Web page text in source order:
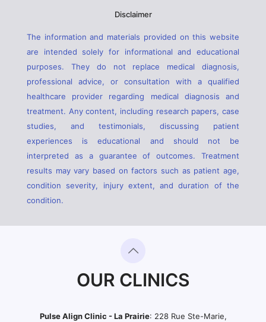
Disclaimer
The information and materials provided on this website
are intended solely for informational and educational
purposes. They do not replace medical diagnosis,
professional advice, or consultation with a qualified
healthcare provider regarding medical diagnosis and
treatment. Any content, including research papers, case
studies, and testimonials, discussing patient
experiences is educational and should not be
interpreted as a guarantee of outcomes. Treatment
results may vary based on factors such as patient age,
condition severity, injury extent, and duration of the
condition.
OUR CLINICS
Pulse Align Clinic - La Prairie: 228 Rue Ste-Marie,